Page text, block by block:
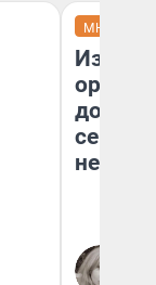
МНЕНИЕ
сейчас